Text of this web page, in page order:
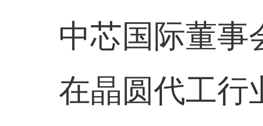
中芯国际董事
在晶圆代工行